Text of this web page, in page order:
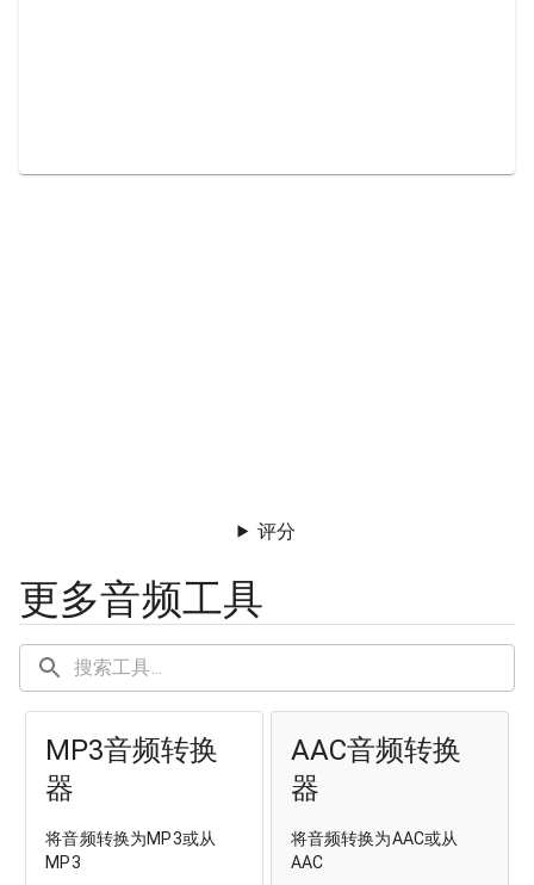
评分
更多音频工具
MP3音频转换
器
将音频转换为MP3或从
MP3
AAC音频转换
器
将音频转换为AAC或从
AAC